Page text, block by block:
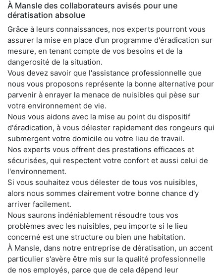
À Mansle des collaborateurs avisés pour une
dératisation absolue
Grâce à leurs connaissances, nos experts pourront vous
assurer la mise en place d'un programme d'éradication sur
mesure, en tenant compte de vos besoins et de la
dangerosité de la situation.
Vous devez savoir que l'assistance professionnelle que
nous vous proposons représente la bonne alternative pour
parvenir à enrayer la menace de nuisibles qui pèse sur
votre environnement de vie.
Nous vous aidons avec la mise au point du dispositif
d'éradication, à vous délester rapidement des rongeurs qui
submergent votre domicile ou votre lieu de travail.
Nos experts vous offrent des prestations efficaces et
sécurisées, qui respectent votre confort et aussi celui de
l'environnement.
Si vous souhaitez vous délester de tous vos nuisibles,
alors nous sommes clairement votre bonne chance d'y
arriver facilement.
Nous saurons indéniablement résoudre tous vos
problèmes avec les nuisibles, peu importe si le lieu
concerné est une structure ou bien une habitation.
À Mansle, dans notre entreprise de dératisation, un accent
particulier s'avère être mis sur la qualité professionnelle
de nos employés, parce que de cela dépend leur